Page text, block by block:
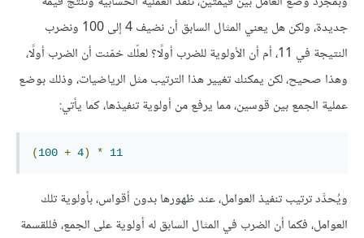
جديدة، ولكن هل يعني المثال السابق أن نضيف 4 إلى 100 ونضرب
النتيجة في 11، أم أن الأولوية للضرب أولًا؟ لعلّك خمّنت أن الضرب أولًا،
وهذا صحيح، لكن يمكنك تغيير هذا الترتيب مثل الرياضيات، وذلك بوضع
عملية الجمع بين قوسين، مما يرفع من أولوية تنفيذها، كما يأتي:
(100 + 4) * 11
ويُحدَّد ترتيب تنفيذ العوامل، عند ظهورها بدون أقواس، بأولوية تلك
العوامل، فكما أن الضرب في المثال السابق له أولوية على الجمع، فللقسمة